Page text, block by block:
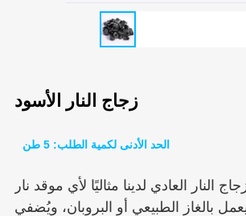
زجاج النار الأسود
الحد الأدنى لكمية الطلب: 5 طن
النار العادي لدينا مثاليًا لأي موقد نار
بالغاز الطبيعي أو البروبان، ويُضفي